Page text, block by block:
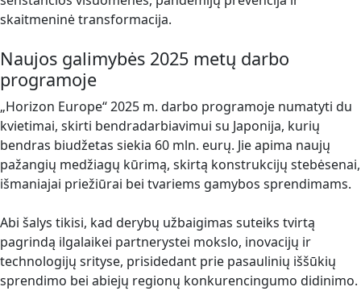
skaitmeninė transformacija.
Naujos galimybės 2025 metų darbo
programoje
„Horizon Europe“ 2025 m. darbo programoje numatyti du
kvietimai, skirti bendradarbiavimui su Japonija, kurių
bendras biudžetas siekia 60 mln. eurų. Jie apima naujų
pažangių medžiagų kūrimą, skirtą konstrukcijų stebėsenai,
išmaniajai priežiūrai bei tvariems gamybos sprendimams.
Abi šalys tikisi, kad derybų užbaigimas suteiks tvirtą
pagrindą ilgalaikei partnerystei mokslo, inovacijų ir
technologijų srityse, prisidedant prie pasaulinių iššūkių
sprendimo bei abiejų regionų konkurencingumo didinimo.